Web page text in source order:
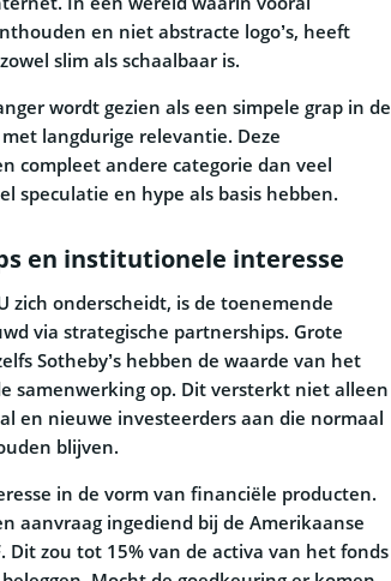
en niet abstracte logo’s, heeft
slim als schaalbaar is.
wordt gezien als een simpele grap in de
langdurige relevantie. Deze
compleet andere categorie dan veel
speculatie en hype als basis hebben.
en institutionele interesse
zich onderscheidt, is de toenemende
via strategische partnerships. Grote
Sotheby’s hebben de waarde van het
samenwerking op. Dit versterkt niet alleen
en nieuwe investeerders aan die normaal
blijven.
in de vorm van financiële producten.
aanvraag ingediend bij de Amerikaanse
Dit zou tot 15% van de activa van het fonds